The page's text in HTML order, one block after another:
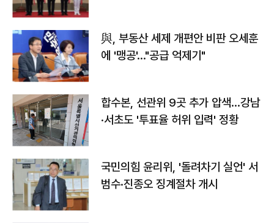
與, 부동산 세제 개편안 비판 오세훈
에 '맹공'…"공급 억제기"
합수본, 선관위 9곳 추가 압색…강남
·서초도 '투표율 허위 입력' 정황
국민의힘 윤리위, '돌려차기 실언' 서
범수·진종오 징계절차 개시